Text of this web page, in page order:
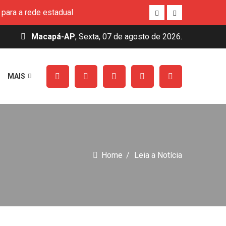
de Macapá
de crianças indígenas e quilombolas no
de crianças indígenas e quilombolas no
Macapá-AP, Sexta, 07 de agosto de 2026.
MAIS
Home Leia a Notícia